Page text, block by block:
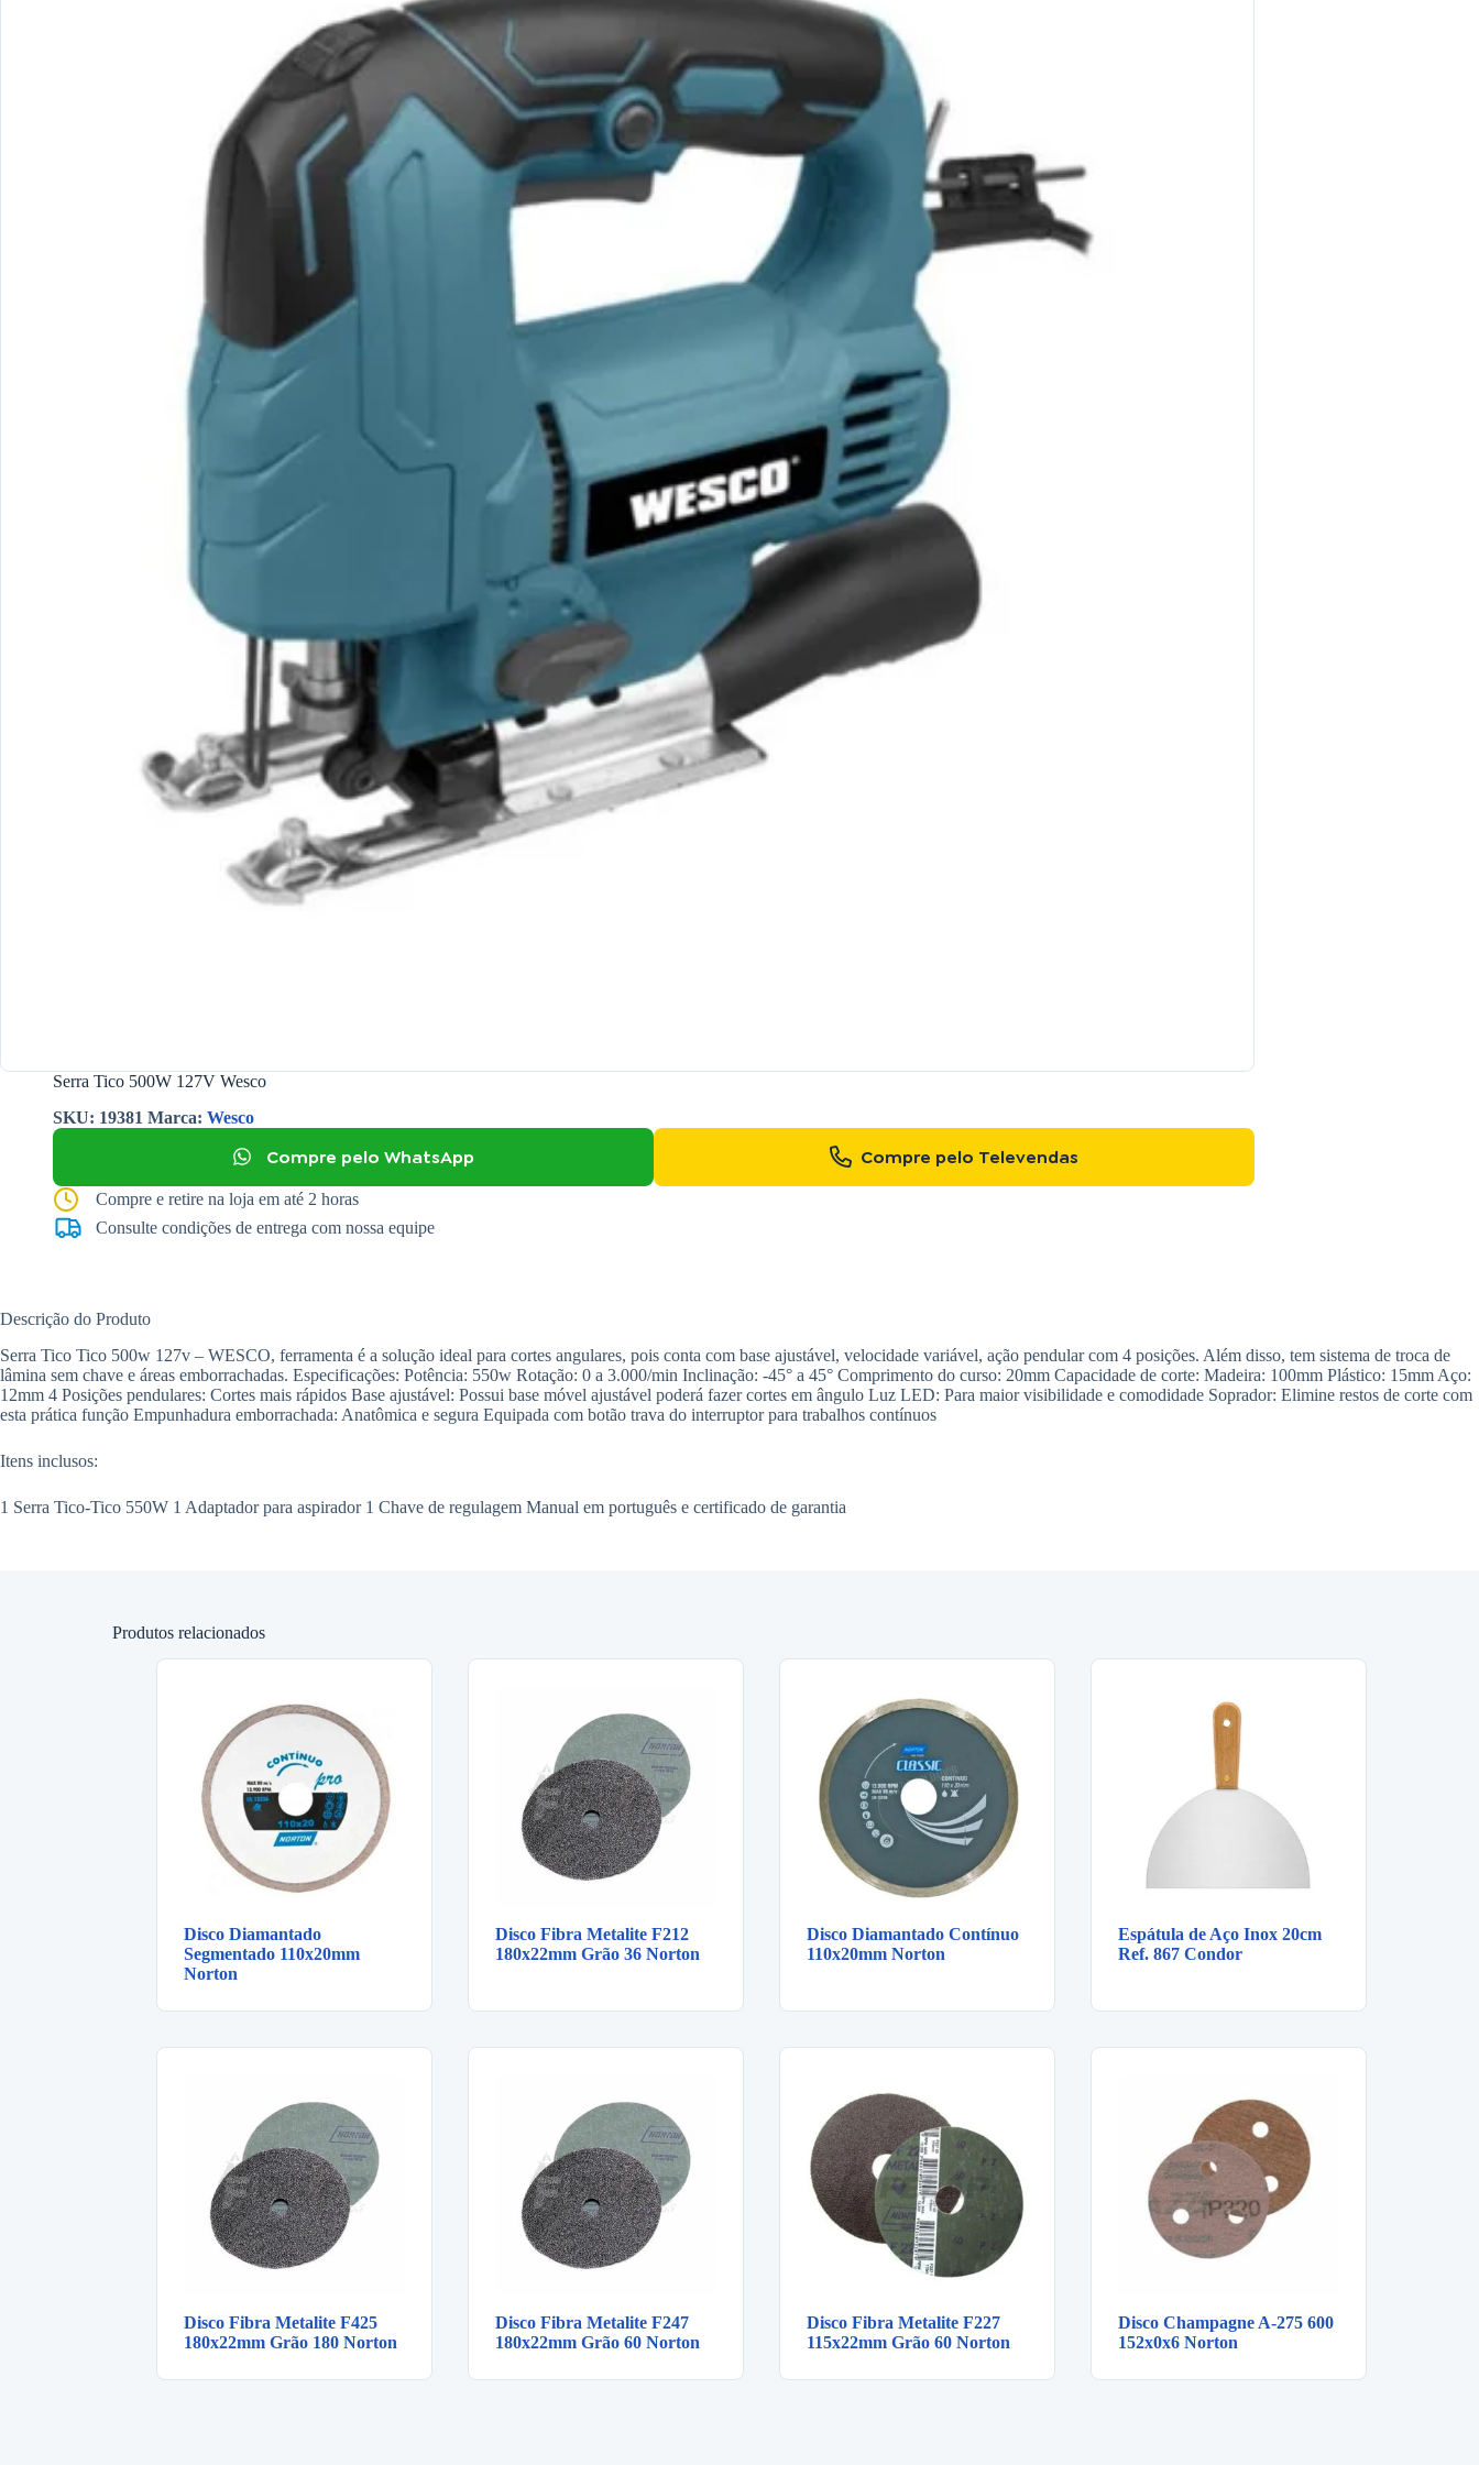
Serra Tico 500W 127V Wesco
SKU: 19381 Marca: Wesco
Compre pelo WhatsApp Compre pelo Televendas
Compre e retire na loja em até 2 horas
Consulte condições de entrega com nossa equipe
Descrição do Produto
Serra Tico Tico 500w 127v – WESCO, ferramenta é a solução ideal para cortes angulares, pois conta com base ajustável, velocidade variável, ação pendular com 4 posições. Além disso, tem sistema de troca de
lâmina sem chave e áreas emborrachadas. Especificações: Potência: 550w Rotação: 0 a 3.000/min Inclinação: -45° a 45° Comprimento do curso: 20mm Capacidade de corte: Madeira: 100mm Plástico: 15mm Aço:
12mm 4 Posições pendulares: Cortes mais rápidos Base ajustável: Possui base móvel ajustável poderá fazer cortes em ângulo Luz LED: Para maior visibilidade e comodidade Soprador: Elimine restos de corte com
esta prática função Empunhadura emborrachada: Anatômica e segura Equipada com botão trava do interruptor para trabalhos contínuos
Itens inclusos:
1 Serra Tico-Tico 550W 1 Adaptador para aspirador 1 Chave de regulagem Manual em português e certificado de garantia
Produtos relacionados
Disco Diamantado
Segmentado 110x20mm
Norton
Disco Fibra Metalite F212
180x22mm Grão 36 Norton
Disco Diamantado Contínuo
110x20mm Norton
Espátula de Aço Inox 20cm
Ref. 867 Condor
Disco Fibra Metalite F425
180x22mm Grão 180 Norton
Disco Fibra Metalite F247
180x22mm Grão 60 Norton
Disco Fibra Metalite F227
115x22mm Grão 60 Norton
Disco Champagne A-275 600
152x0x6 Norton